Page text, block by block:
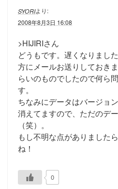
SYORIより:
2008年8月3日 16:08
>HIJIRIさん
どうもです。遅くなりまし
方にメールお送りしておき
らいのものでしたので何ら
す。
ちなみにデータはバージョ
消えてますので、ただのデ
（笑）。
もし不明な点がありました
ね！
0